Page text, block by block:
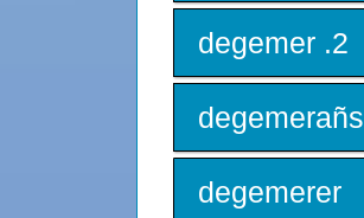
degemer .2
degemerañs
degemerer